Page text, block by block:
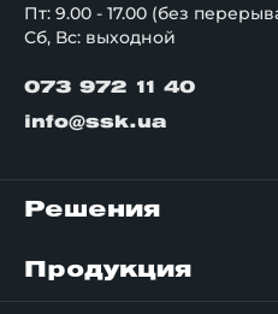
Пт: 9.00 - 17.00 (без
Сб, Вс: выходной
073 972 11 40
info@ssk.ua
Решения
Продукция